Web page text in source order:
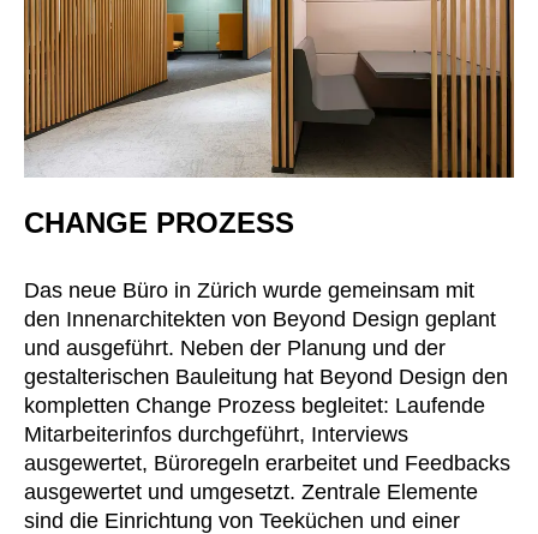
Litauen
Luxemburg (LU)
Malaysia(MY)
Marokko (MA)
Mauretanien (MR)
Neuseeland
Nordirland (UK)(GB)
Norwegen(NO)
Oman(OM)
Philippinen (PH)
Portugal(PT)
Qatar(QA)
CHANGE PROZESS
Das neue Büro in Zürich wurde gemeinsam mit
den Innenarchitekten von Beyond Design geplant
und ausgeführt. Neben der Planung und der
gestalterischen Bauleitung hat Beyond Design den
kompletten Change Prozess begleitet: Laufende
Mitarbeiterinfos durchgeführt, Interviews
ausgewertet, Büroregeln erarbeitet und Feedbacks
ausgewertet und umgesetzt. Zentrale Elemente
sind die Einrichtung von Teeküchen und einer